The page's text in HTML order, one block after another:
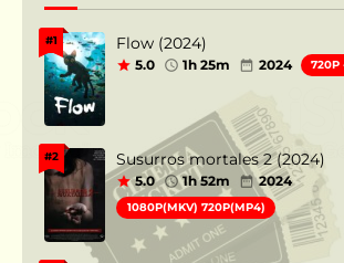
#1 Flow (2024)
5.0 1h 25m 2024 720P
#2 Susurros mortales 2 (2024)
5.0 1h 52m 2024
1080P(MKV) 720P(MP4)